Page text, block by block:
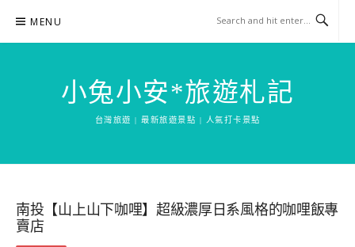
content
MENU
小兔小安*旅遊札記
台灣旅遊 | 最新旅遊景點 | 人氣打卡景點
南投【山上山下咖哩】超級濃厚日系風格的咖哩飯專
賣店